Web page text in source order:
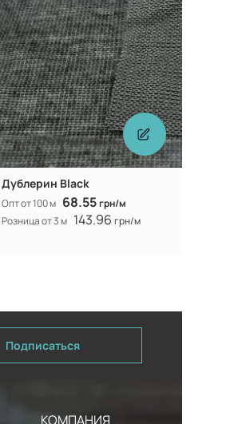
Дублерин Black
Опт от 100 м 68.55грн/м
Розница от 3 м 143.96 грн/м
Подписаться
КОМПАНИЯ